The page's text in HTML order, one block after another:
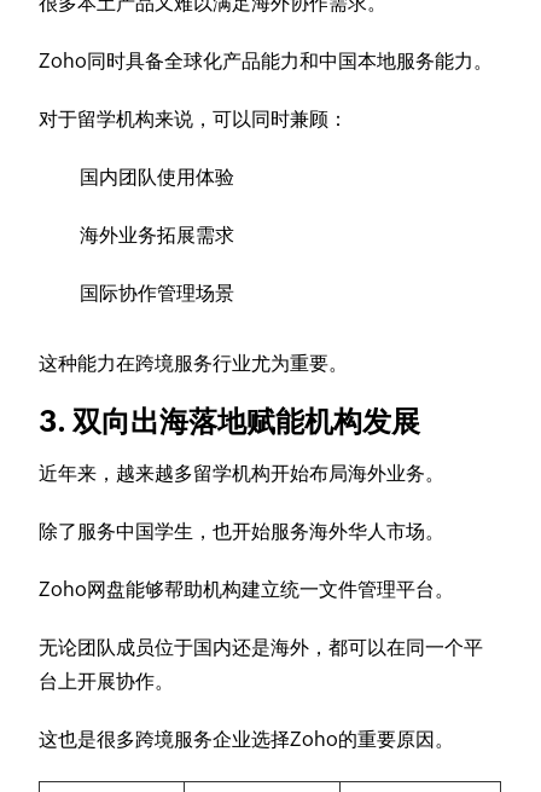
Zoho同时具备全球化产品能力和中国本地服务能力。
对于留学机构来说，可以同时兼顾：
国内团队使用体验
海外业务拓展需求
国际协作管理场景
这种能力在跨境服务行业尤为重要。
3. 双向出海落地赋能机构发展
近年来，越来越多留学机构开始布局海外业务。
除了服务中国学生，也开始服务海外华人市场。
Zoho网盘能够帮助机构建立统一文件管理平台。
无论团队成员位于国内还是海外，都可以在同一个平
台上开展协作。
这也是很多跨境服务企业选择Zoho的重要原因。